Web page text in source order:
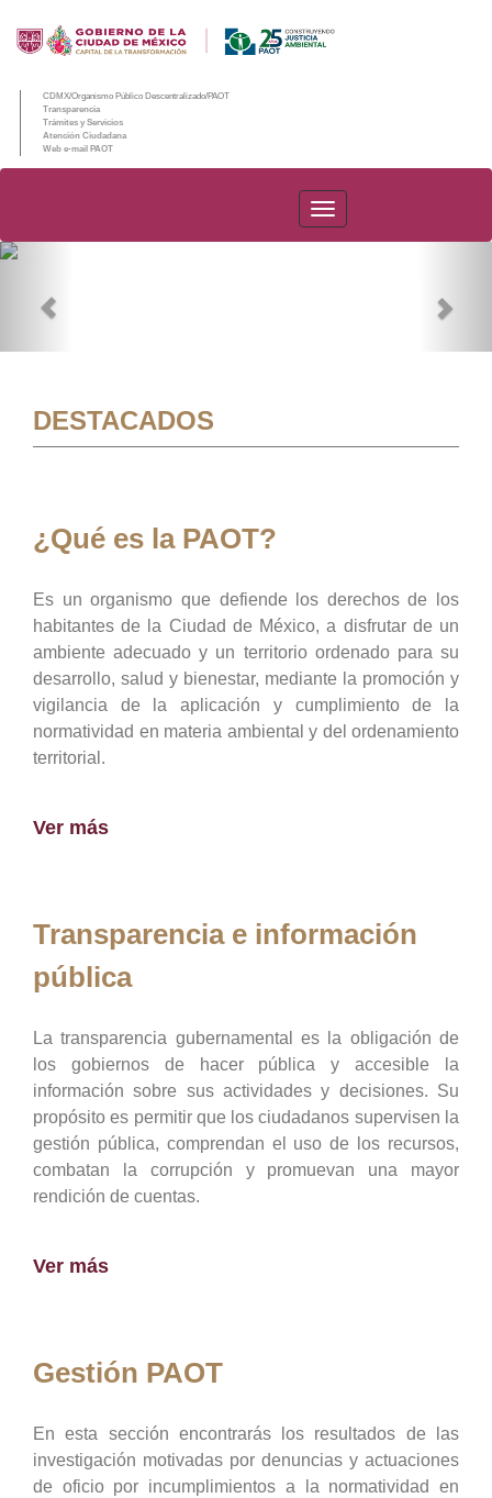
CDMX/Organismo Público Descentralizado/PAOT
Transparencia
Trámites y Servicios
Atención Ciudadana
Web e-mail PAOT
PAOT
DESTACADOS
¿Qué es la PAOT?
Es un organismo que defiende los derechos de los
habitantes de la Ciudad de México, a disfrutar de un
ambiente adecuado y un territorio ordenado para su
desarrollo, salud y bienestar, mediante la promoción y
vigilancia de la aplicación y cumplimiento de la
normatividad en materia ambiental y del ordenamiento
territorial.
Ver más
Transparencia e información
pública
La transparencia gubernamental es la obligación de
los gobiernos de hacer pública y accesible la
información sobre sus actividades y decisiones. Su
propósito es permitir que los ciudadanos supervisen la
gestión pública, comprendan el uso de los recursos,
combatan la corrupción y promuevan una mayor
rendición de cuentas.
Ver más
Gestión PAOT
En esta sección encontrarás los resultados de las
investigación motivadas por denuncias y actuaciones
de oficio por incumplimientos a la normatividad en